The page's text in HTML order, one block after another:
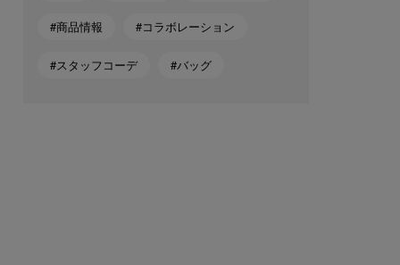
#商品情報 #コラボレーション
#スタッフコーデ #バッグ